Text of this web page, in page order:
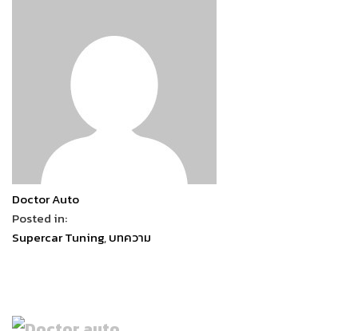
Doctor Auto
Posted in:
Supercar Tuning,บทความ